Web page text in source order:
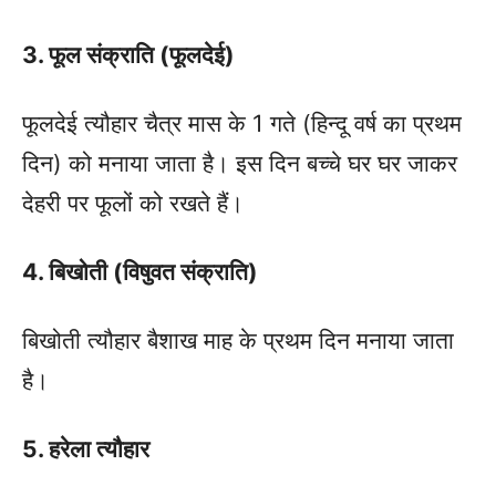
3. फूल संक्राति (फूलदेई)
फूलदेई त्यौहार चैत्र मास के 1 गते (हिन्दू वर्ष का प्रथम
दिन) को मनाया जाता है। इस दिन बच्चे घर घर जाकर
देहरी पर फूलों को रखते हैं।
4. बिखोती (विषुवत संक्राति)
बिखोती त्यौहार बैशाख माह के प्रथम दिन मनाया जाता
है।
5. हरेला त्यौहार